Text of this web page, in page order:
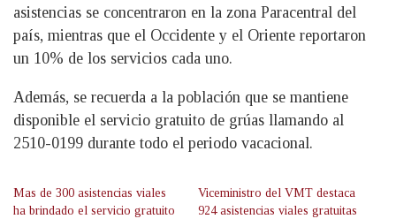
asistencias se concentraron en la zona Paracentral del
país, mientras que el Occidente y el Oriente reportaron
un 10% de los servicios cada uno.
Además, se recuerda a la población que se mantiene
disponible el servicio gratuito de grúas llamando al
2510-0199 durante todo el periodo vacacional.
Mas de 300 asistencias viales
ha brindado el servicio gratuito
Viceministro del VMT destaca
924 asistencias viales gratuitas